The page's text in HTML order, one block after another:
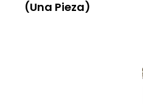
(una Pieza)